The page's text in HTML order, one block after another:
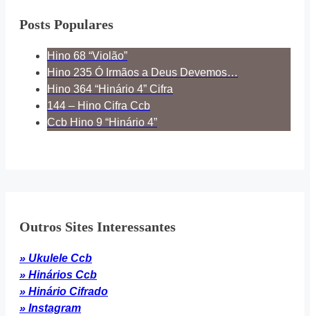
Posts Populares
Hino 68 “Violão”
Hino 235 Ó Irmãos a Deus Devemos…
Hino 364 “Hinário 4” Cifra
144 – Hino Cifra Ccb
Ccb Hino 9 “Hinário 4”
Outros Sites Interessantes
» Ukulele Ccb
» Hinários Ccb
» Hinário Cifrado
» Instagram